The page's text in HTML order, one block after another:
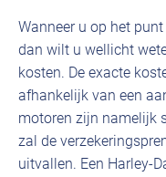
Wanneer u op het
dan wilt u wellicht
kosten. De exacte
afhankelijk van een
motoren zijn namelijk
zal de
uitvallen. Een Harley-